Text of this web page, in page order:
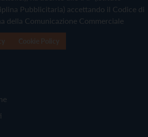
Pubblicitaria) accettando il Codice di
della Comunicazione Commerciale